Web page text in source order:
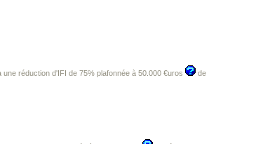
réduction d'IFI de 75% plafonnée à 50.000 €uros
de